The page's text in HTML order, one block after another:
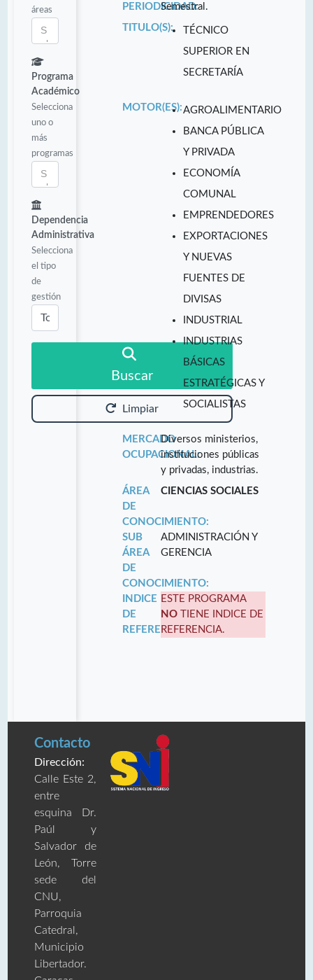
áreas
Programa
Académico
Selecciona
uno o
más
programas
Dependencia
Administrativa
Selecciona
el tipo
de
gestión
Buscar
Limpiar
PERIODICIDAD:
Semestral.
TITULO(S):
TÉCNICO
SUPERIOR EN
SECRETARÍA
MOTOR(ES):AGROALIMENTARIO
BANCA PÚBLICA
Y PRIVADA
ECONOMÍA
COMUNAL
EMPRENDEDORES
EXPORTACIONES
Y NUEVAS
FUENTES DE
DIVISAS
INDUSTRIAL
INDUSTRIAS
BÁSICAS
ESTRATÉGICAS Y
SOCIALISTAS
MERCADO
OCUPACIONAL:
Diversos ministerios,
instituciones públicas
y privadas, industrias.
ÁREA
DE
CONOCIMIENTO:
CIENCIAS SOCIALES
SUB
ÁREA
DE
CONOCIMIENTO:
ADMINISTRACIÓN Y
GERENCIA
INDICE
DE
REFERENCIA:
ESTE PROGRAMA
NO TIENE INDICE DE
REFERENCIA.
Contacto
Dirección:
Calle Este 2,
entre
esquina Dr.
Paúl y
Salvador de
León, Torre
sede del
CNU,
Parroquia
Catedral,
Municipio
Libertador.